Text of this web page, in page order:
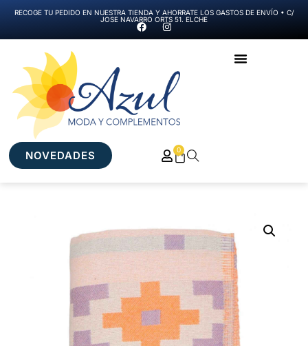
RECOGE TU PEDIDO EN NUESTRA TIENDA Y AHORRATE LOS GASTOS DE ENVÍO • C/
JOSE NAVARRO ORTS 51. ELCHE
NOVEDADES 0